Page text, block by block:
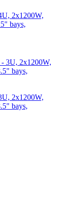
2x1200W,
bays,
2x1200W,
bays,